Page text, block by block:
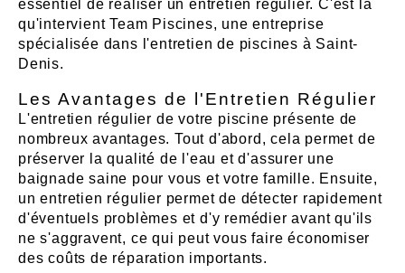
essentiel de réaliser un entretien régulier. C'est là
qu'intervient Team Piscines, une entreprise
spécialisée dans l'entretien de piscines à Saint-
Denis.
Les Avantages de l'Entretien Régulier
L'entretien régulier de votre piscine présente de
nombreux avantages. Tout d'abord, cela permet de
préserver la qualité de l'eau et d'assurer une
baignade saine pour vous et votre famille. Ensuite,
un entretien régulier permet de détecter rapidement
d'éventuels problèmes et d'y remédier avant qu'ils
ne s'aggravent, ce qui peut vous faire économiser
des coûts de réparation importants.